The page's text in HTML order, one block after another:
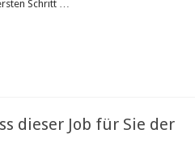
Schritt …
dieser Job für Sie der